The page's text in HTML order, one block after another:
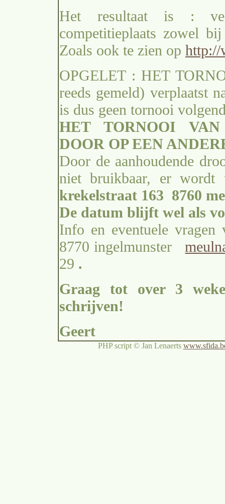
Het resultaat is :
competitieplaats zowel
Zoals ook te zien op http://
OPGELET : HET
reeds gemeld) verplaatst
is dus geen tornooi
HET TORNOOI
DOOR OP EEN
Door de aanhoudende
niet bruikbaar, er wordt
krekelstraat 163 8760
De datum blijft wel als
Info en eventuele
8770 ingelmunster
29 .
Graag tot over 3
schrijven!
Geert
PHP script © Jan Lenaerts